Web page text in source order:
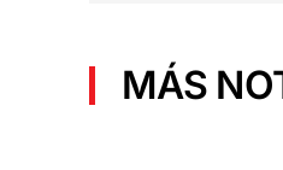
MÁS